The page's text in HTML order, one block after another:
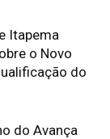
Itapema
o Novo
do
do Avança